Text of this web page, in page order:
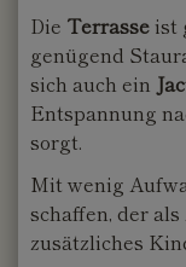
Die Terrasseist
genügend
sich auch ein
Entspannung
sorgt.
Mit wenig
schaffen, der
zusätzliches